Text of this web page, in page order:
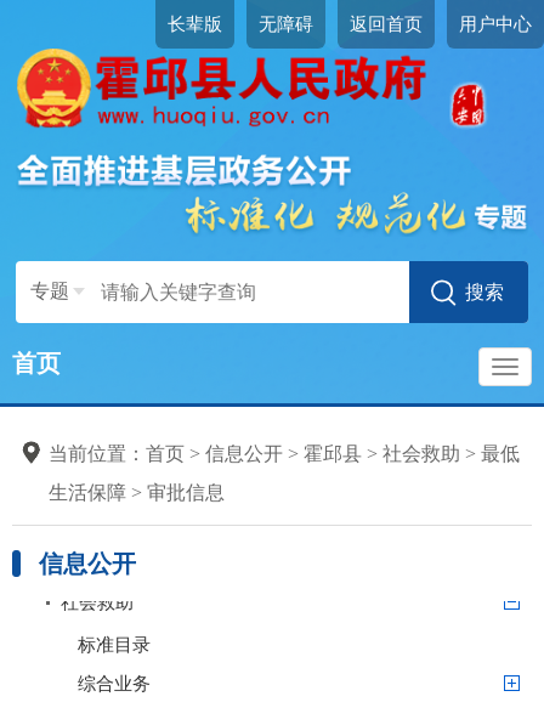
长辈版 无障碍 返回首页 用户中心
专题
首页
当前位置： 首页 > 信息公开 > 霍邱县 > 社会救助 > 最低
生活保障 > 审批信息
信息公开
社会救助
标准目录
综合业务